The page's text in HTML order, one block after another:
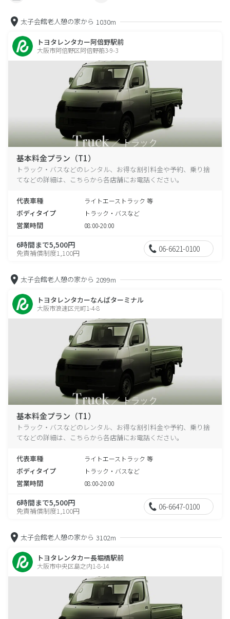
太子会館老人憩の家から 1030m
トヨタレンタカー阿倍野駅前
大阪市阿倍野区阿倍野筋3-9-3
基本料金プラン（T1）
トラック・バスなどのレンタル、お得な割引料金や予約、乗り捨
てなどの詳細は、こちらから各店舗にお電話ください。
代表車種 ライトエーストラック 等
ボディタイプ トラック・バスなど
営業時間 08:00-20:00
6時間まで5,500円
免責補償制度1,100円 06-6621-0100
太子会館老人憩の家から 2099m
トヨタレンタカーなんばターミナル
大阪市浪速区元町1-4-8
基本料金プラン（T1）
トラック・バスなどのレンタル、お得な割引料金や予約、乗り捨
てなどの詳細は、こちらから各店舗にお電話ください。
代表車種 ライトエーストラック 等
ボディタイプ トラック・バスなど
営業時間 08:00-20:00
6時間まで5,500円
免責補償制度1,100円 06-6647-0100
太子会館老人憩の家から 3102m
トヨタレンタカー長堀橋駅前
大阪市中央区島之内1-8-14